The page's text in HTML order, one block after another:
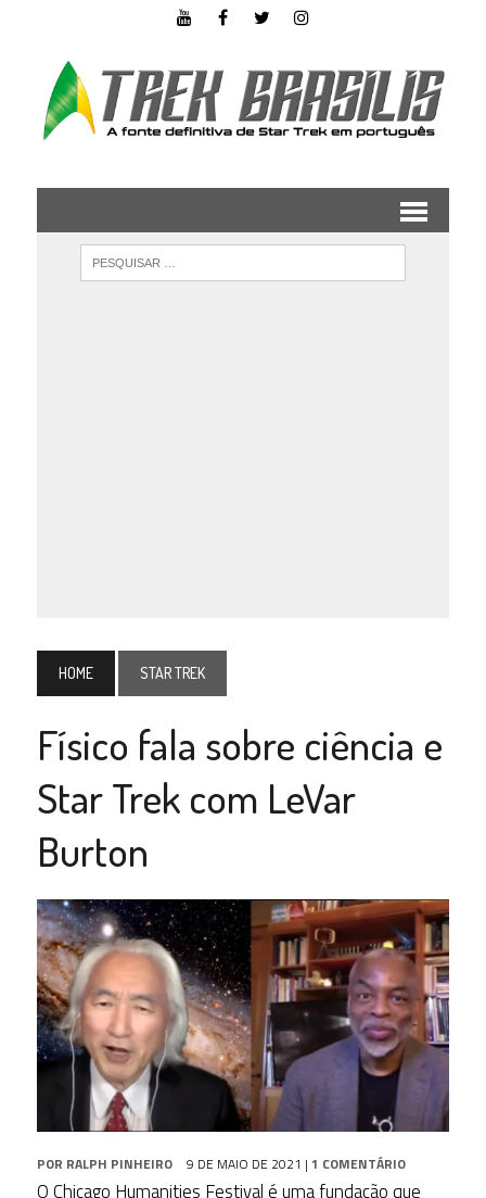
HOME STAR TREK
Físico fala sobre ciência e
Star Trek com LeVar
Burton
POR RALPH PINHEIRO 9 DE MAIO DE 2021 | 1 COMENTÁRIO
O Chicago Humanities Festival é uma fundação que